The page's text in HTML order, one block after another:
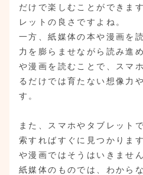
だけで楽しむことができま
レットの良さですよね。
一方、紙媒体の本や漫画を
力を膨らませながら読み進
や漫画を読むことで、スマ
るだけでは育たない想像力
す。
また、スマホやタブレット
索すればすぐに見つかりま
や漫画ではそうはいきません
紙媒体のものでは、わから